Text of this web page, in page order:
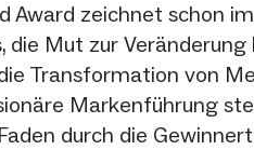
Award zeichnet schon
die Mut zur
Transformation von
Markenführung
durch die